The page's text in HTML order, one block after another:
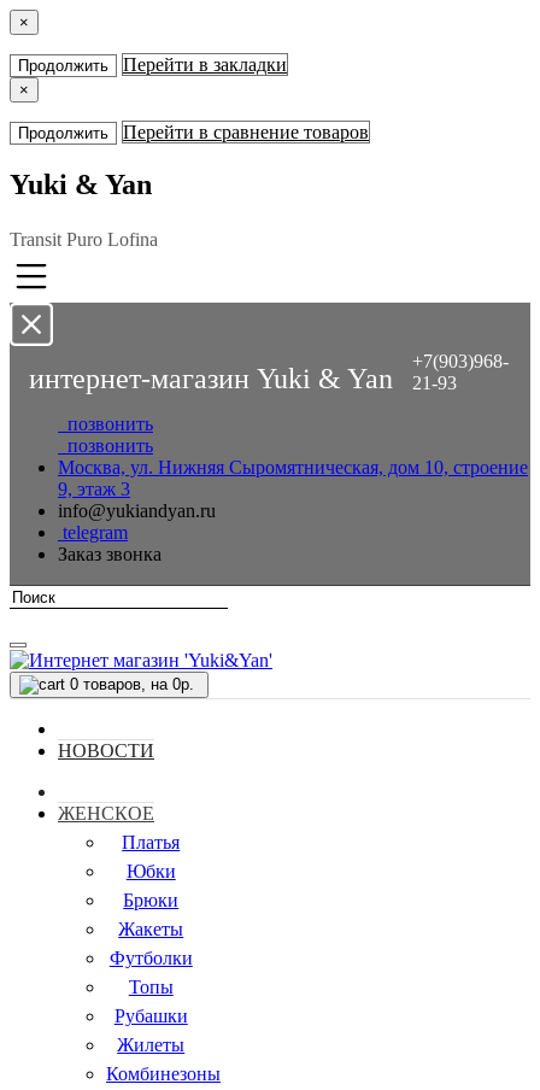
×
Продолжить Перейти в закладки
×
Продолжить Перейти в сравнение товаров
Yuki & Yan
Transit Puro Lofina
интернет-магазин Yuki & Yan
+7(903)968-
21-93
позвонить
позвонить
Москва, ул. Нижняя Сыромятническая, дом 10, строение
9, этаж 3
info@yukiandyan.ru
telegram
Заказ звонка
0 товаров, на 0р.
НОВОСТИ
ЖЕНСКОЕ
Платья
Юбки
Брюки
Жакеты
Футболки
Топы
Рубашки
Жилеты
Комбинезоны